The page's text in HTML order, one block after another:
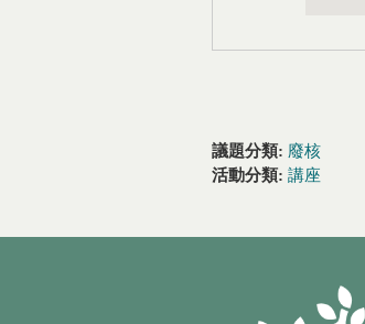
議題分類: 廢核
活動分類: 講座